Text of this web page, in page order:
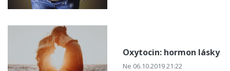
Oxytocin: hormon lásky
Ne 06.10.2019 21:22